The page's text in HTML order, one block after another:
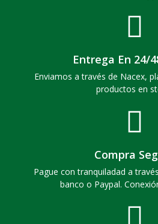
Entrega En 24/
Enviamos a través de Nacex,
productos en
Compra
Pague con tranquiladad a
banco o Paypal.